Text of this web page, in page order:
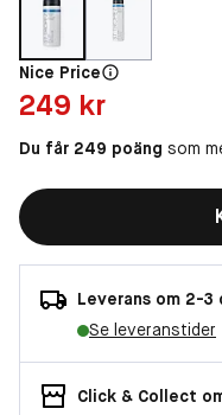
Nice Price
Pris: 249 kr
249 kr
Du får 249 poäng som
Leverans om 2-3
Se leveranstider
Click & Collect